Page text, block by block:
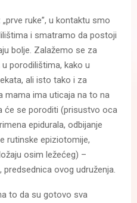
ruke”, u kontaktu smo
i smatramo da postoji
bolje. Zalažemo se za
porodilištima, kako u
ali isto tako i za
mama ima uticaja na to na
će se poroditi (prisustvo oca
epidurala, odbijanje
rutinske epiziotomije,
osim ležećeg) –
ovog udruženja.
to da su gotovo sva